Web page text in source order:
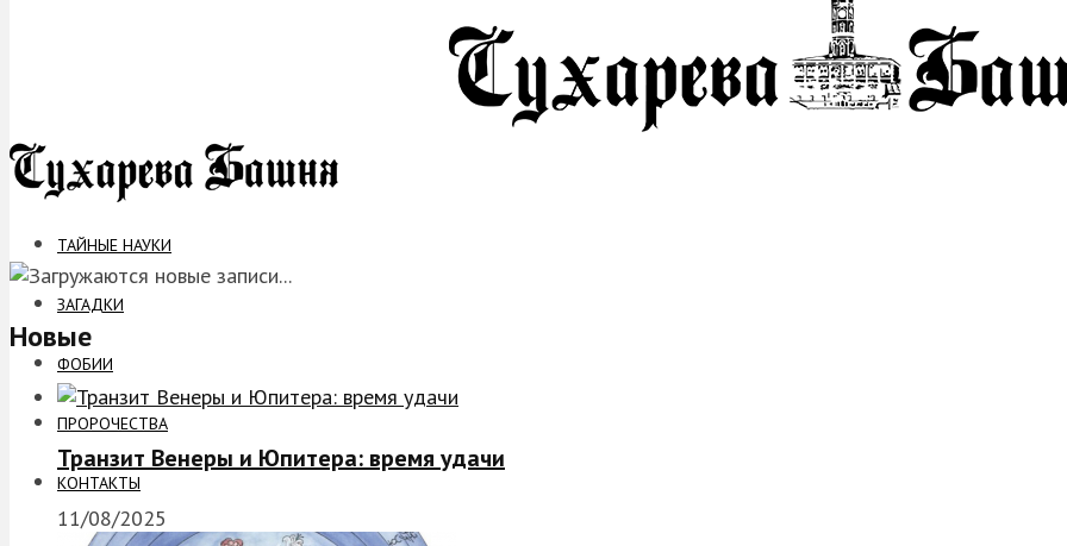
ТАЙНЫЕ НАУКИ
ЗАГАДКИ
ФОБИИ
ПРОРОЧЕСТВА
КОНТАКТЫ
Новые
Транзит Венеры и Юпитера: время удачи
11/08/2025